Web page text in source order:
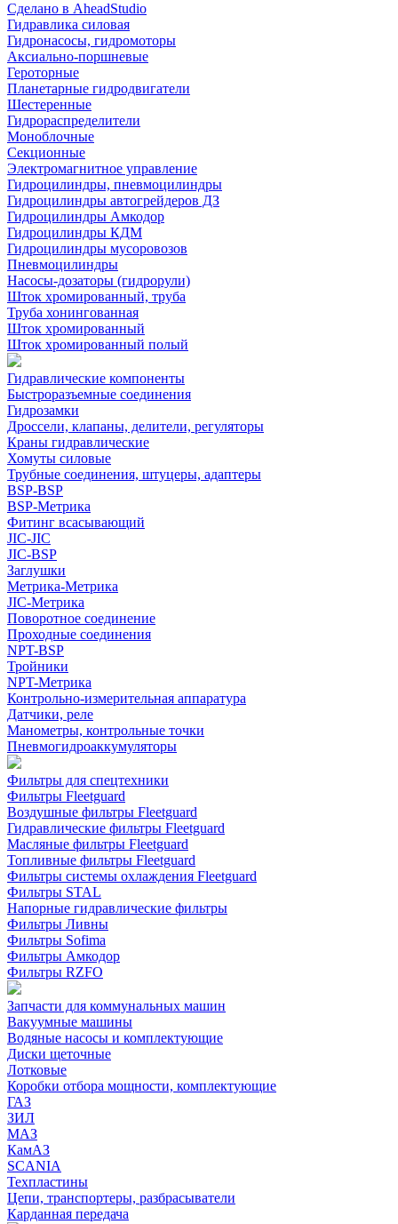
Сделано в AheadStudio
Гидравлика силовая
Гидронасосы, гидромоторы
Аксиально-поршневые
Героторные
Планетарные гидродвигатели
Шестеренные
Гидрораспределители
Моноблочные
Секционные
Электромагнитное управление
Гидроцилиндры, пневмоцилиндры
Гидроцилиндры автогрейдеров ДЗ
Гидроцилиндры Амкодор
Гидроцилиндры КДМ
Гидроцилиндры мусоровозов
Пневмоцилиндры
Насосы-дозаторы (гидрорули)
Шток хромированный, труба
Труба хонингованная
Шток хромированный
Шток хромированный полый
Гидравлические компоненты
Быстроразъемные соединения
Гидрозамки
Дроссели, клапаны, делители, регуляторы
Краны гидравлические
Хомуты силовые
Трубные соединения, штуцеры, адаптеры
BSP-BSP
BSP-Метрика
Фитинг всасывающий
JIC-JIC
JIC-BSP
Заглушки
Метрика-Метрика
JIC-Метрика
Поворотное соединение
Проходные соединения
NPT-BSP
Тройники
NPT-Метрика
Контрольно-измерительная аппаратура
Датчики, реле
Манометры, контрольные точки
Пневмогидроаккумуляторы
Фильтры для спецтехники
Фильтры Fleetguard
Воздушные фильтры Fleetguard
Гидравлические фильтры Fleetguard
Масляные фильтры Fleetguard
Топливные фильтры Fleetguard
Фильтры системы охлаждения Fleetguard
Фильтры STAL
Напорные гидравлические фильтры
Фильтры Ливны
Фильтры Sofima
Фильтры Амкодор
Фильтры RZFO
Запчасти для коммунальных машин
Вакуумные машины
Водяные насосы и комплектующие
Диски щеточные
Лотковые
Коробки отбора мощности, комплектующие
ГАЗ
ЗИЛ
МАЗ
КамАЗ
SCANIA
Техпластины
Цепи, транспортеры, разбрасыватели
Карданная передача